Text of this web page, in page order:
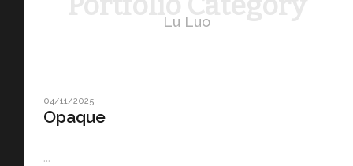
Lu Luo
04/11/2025
Opaque
...